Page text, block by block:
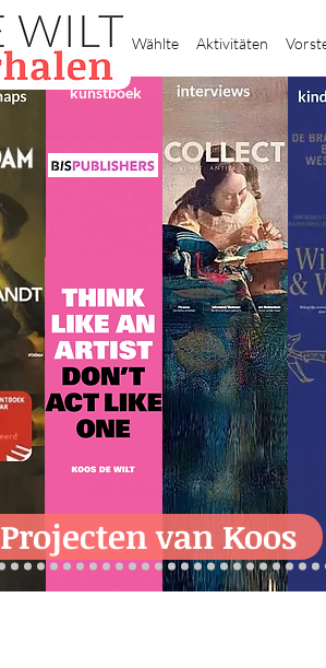
Heim Wählte Aktivitäten
kunstboek
Projecten van Koos